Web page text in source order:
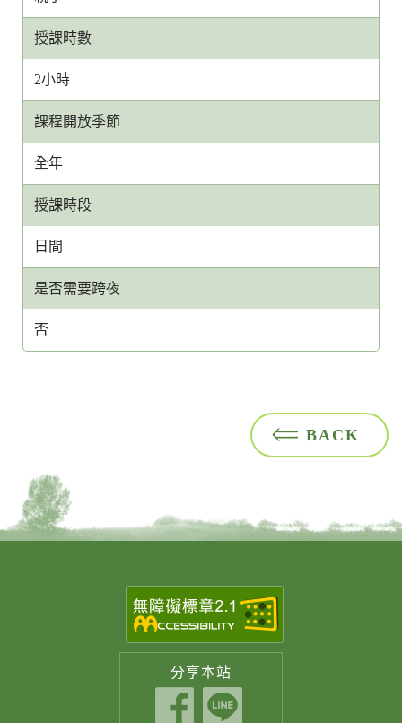
授課時數
2小時
課程開放季節
全年
授課時段
日間
是否需要跨夜
否
BACK
分享本站